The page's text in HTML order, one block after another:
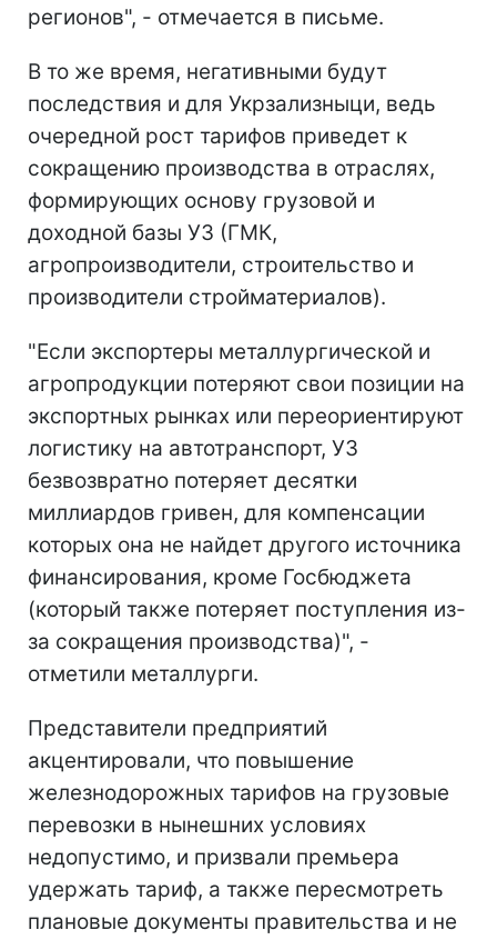
регионов", - отмечается в письме.
В то же время, негативными будут
последствия и для Укрзализныци, ведь
очередной рост тарифов приведет к
сокращению производства в отраслях,
формирующих основу грузовой и
доходной базы УЗ (ГМК,
агропроизводители, строительство и
производители стройматериалов).
"Если экспортеры металлургической и
агропродукции потеряют свои позиции на
экспортных рынках или переориентируют
логистику на автотранспорт, УЗ
безвозвратно потеряет десятки
миллиардов гривен, для компенсации
которых она не найдет другого источника
финансирования, кроме Госбюджета
(который также потеряет поступления из-
за сокращения производства)", -
отметили металлурги.
Представители предприятий
акцентировали, что повышение
железнодорожных тарифов на грузовые
перевозки в нынешних условиях
недопустимо, и призвали премьера
удержать тариф, а также пересмотреть
плановые документы правительства и не